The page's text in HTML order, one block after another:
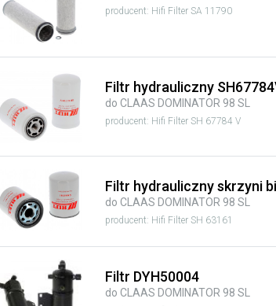
producent: Hifi Filter SA 11790
Filtr hydrauliczny
do CLAAS DOMINATOR 98 SL
producent: Hifi Filter SH 67784 V
Filtr hydrauliczny skrzyni
do CLAAS DOMINATOR 98 SL
producent: Hifi Filter SH 63161
Filtr DYH50004
do CLAAS DOMINATOR 98 SL